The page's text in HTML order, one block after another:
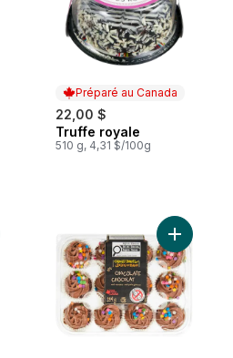
Préparé au Canada
22,00 $
Préparé au Canada
Truffe royale
510 g, 4,31 $/100g
Mini petits gâteaux à la vanille au
Ajouter